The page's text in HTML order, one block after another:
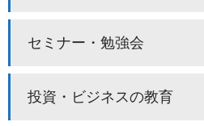
セミナー・勉強会
投資・ビジネスの教育